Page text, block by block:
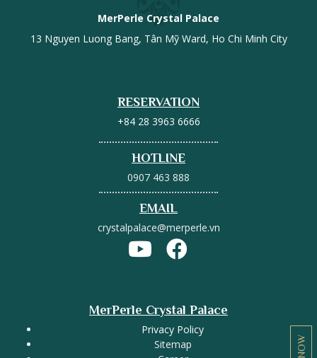
MerPerle Crystal Palace
13 Nguyen Luong Bang, Tân Mỹ Ward, Ho Chi Minh City
RESERVATION
+84 28 3963 6666
HOTLINE
0907 463 888
EMAIL
crystalpalace@merperle.vn
MerPerle Crystal Palace
Privacy Policy
Sitemap